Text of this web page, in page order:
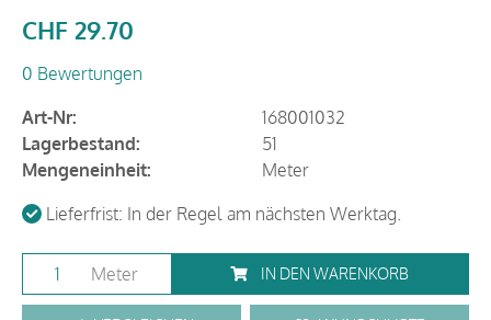
CHF 29.70
0 Bewertungen
Art-Nr:
168001032
Lagerbestand:
51
Mengeneinheit:
Meter
Lieferfrist: In der Regel am nächsten Werktag.
Meter IN DEN WARENKORB